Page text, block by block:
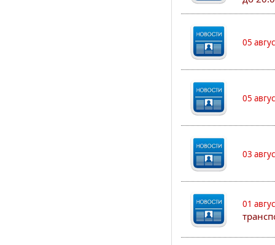
05
05
03
01